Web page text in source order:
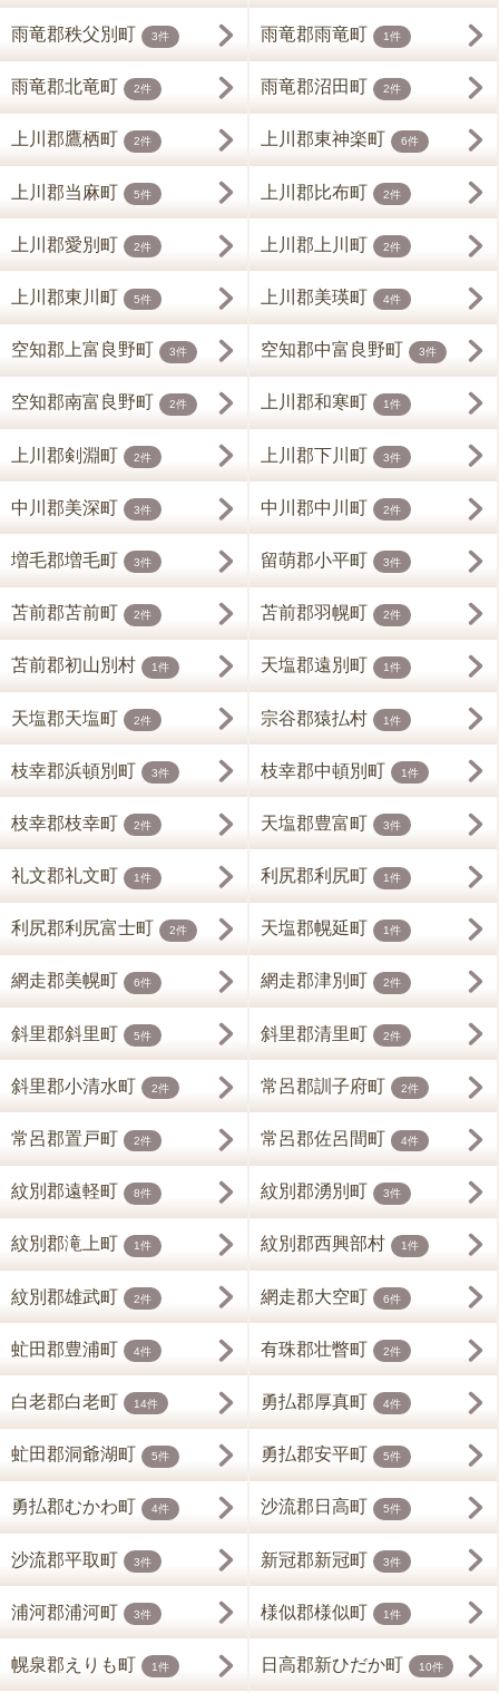
雨竜郡秩父別町 3件 雨竜郡雨竜町 1件
雨竜郡北竜町 2件 雨竜郡沼田町 2件
上川郡鷹栖町 2件 上川郡東神楽町 6件
上川郡当麻町 5件 上川郡比布町 2件
上川郡愛別町 2件 上川郡上川町 2件
上川郡東川町 5件 上川郡美瑛町 4件
空知郡上富良野町 3件 空知郡中富良野町 3件
空知郡南富良野町 2件 上川郡和寒町 1件
上川郡剣淵町 2件 上川郡下川町 3件
中川郡美深町 3件 中川郡中川町 2件
増毛郡増毛町 3件 留萌郡小平町 3件
苫前郡苫前町 2件 苫前郡羽幌町 2件
苫前郡初山別村 1件 天塩郡遠別町 1件
天塩郡天塩町 2件 宗谷郡猿払村 1件
枝幸郡浜頓別町 3件 枝幸郡中頓別町 1件
枝幸郡枝幸町 2件 天塩郡豊富町 3件
礼文郡礼文町 1件 利尻郡利尻町 1件
利尻郡利尻富士町 2件 天塩郡幌延町 1件
網走郡美幌町 6件 網走郡津別町 2件
斜里郡斜里町 5件 斜里郡清里町 2件
斜里郡小清水町 2件 常呂郡訓子府町 2件
常呂郡置戸町 2件 常呂郡佐呂間町 4件
紋別郡遠軽町 8件 紋別郡湧別町 3件
紋別郡滝上町 1件 紋別郡西興部村 1件
紋別郡雄武町 2件 網走郡大空町 6件
虻田郡豊浦町 4件 有珠郡壮瞥町 2件
白老郡白老町 14件 勇払郡厚真町 4件
虻田郡洞爺湖町 5件 勇払郡安平町 5件
勇払郡むかわ町 4件 沙流郡日高町 5件
沙流郡平取町 3件 新冠郡新冠町 3件
浦河郡浦河町 3件 様似郡様似町 1件
幌泉郡えりも町 1件 日高郡新ひだか町 10件